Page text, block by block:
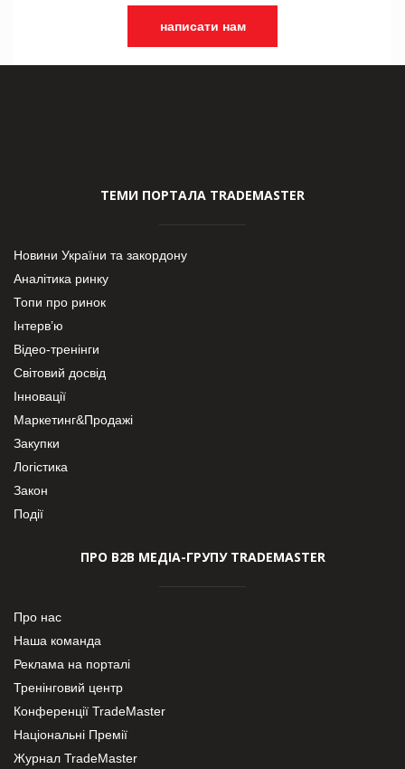
написати нам
ТЕМИ ПОРТАЛА TRADEMASTER
Новини України та закордону
Аналітика ринку
Топи про ринок
Інтерв’ю
Відео-тренінги
Світовий досвід
Інновації
Маркетинг&Продажі
Закупки
Логістика
Закон
Події
ПРО В2В МЕДІА-ГРУПУ TRADEMASTER
Про нас
Наша команда
Реклама на порталі
Тренінговий центр
Конференції TradeMaster
Національні Премії
Журнал TradeMaster